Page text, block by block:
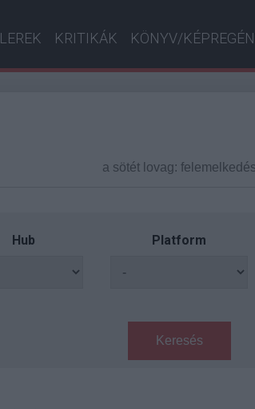
KRITIKÁK KÖNYV/
Hub Platform
Keresés